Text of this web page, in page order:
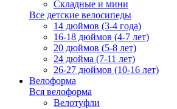
Складные и мини
Все детские велосипеды
14 дюймов (3-4 года)
16-18 дюймов (4-7 лет)
20 дюймов (5-8 лет)
24 дюйма (7-11 лет)
26-27 дюймов (10-16 лет)
Велоформа
Вся велоформа
Велотуфли